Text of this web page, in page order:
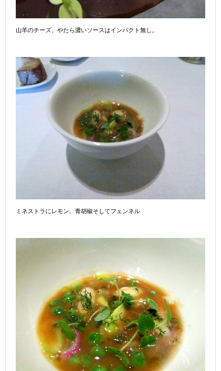
山羊のチーズ、やたら濃いソースはインパクト無し。
ミネストラにレモン、青胡椒そしてフェンネル